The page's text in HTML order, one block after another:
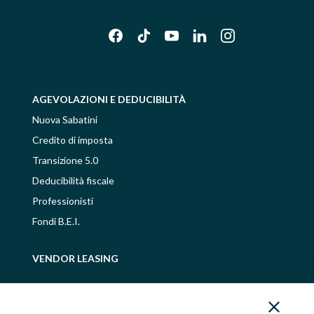
AGEVOLAZIONI E DEDUCIBILITÀ
Nuova Sabatini
Credito di imposta
Transizione 5.0
Deducibilità fiscale
Professionisti
Fondi B.E.I.
VENDOR LEASING